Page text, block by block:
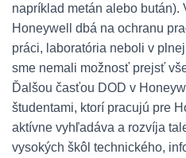
napríklad metán alebo bután).
Honeywell dbá na ochranu
práci, laboratória neboli v
sme nemali možnosť prejsť
Ďalšou časťou DOD v
študentami, ktorí pracujú pre
aktívne vyhľadáva a rozvíja
vysokých škôl technického,